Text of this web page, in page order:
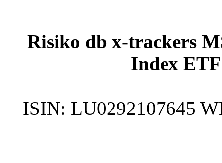
Risiko db x-trackers
Index
ISIN: LU0292107645